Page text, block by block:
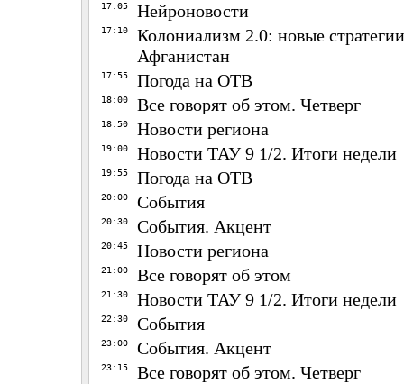
17:05 Нейроновости
17:10
Колониализм 2.0: новые
Афганистан
17:55 Погода на ОТВ
18:00 Все говорят об этом. Четверг
18:50 Новости региона
19:00 Новости ТАУ 9 1/2. Итоги недели
19:55 Погода на ОТВ
20:00 События
20:30 События. Акцент
20:45 Новости региона
21:00 Все говорят об этом
21:30 Новости ТАУ 9 1/2. Итоги недели
22:30 События
23:00 События. Акцент
23:15 Все говорят об этом. Четверг